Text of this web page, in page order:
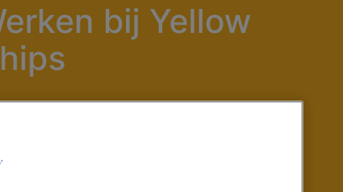
bij Yellow
opzoek naar een baan? Wil je werken bij een jong
om te zien waarom dat is!